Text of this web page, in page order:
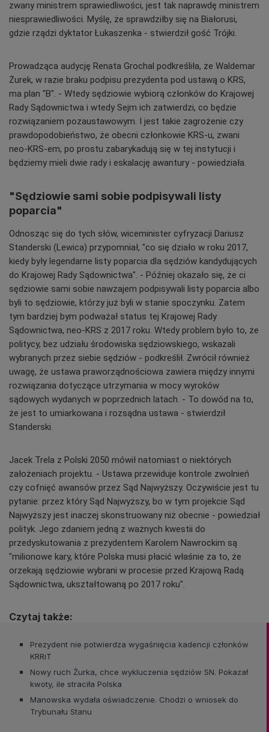
zwany ministrem sprawiedliwości, jest tak naprawdę ministrem
niesprawiedliwości. Myślę, że sprawdziłby się na Białorusi,
gdzie rządzi dyktator Łukaszenka - stwierdził gość Trójki.
Prowadząca audycję Renata Grochal podkreśliła, że Waldemar
Żurek, w razie braku podpisu prezydenta pod ustawą o KRS,
ma plan "B". - Wtedy sędziowie wybiorą członków do Krajowej
Rady Sądownictwa i wtedy Sejm ich zatwierdzi, co będzie
rozwiązaniem pozaustawowym. I jest takie zagrożenie czy
prawdopodobieństwo, że obecni członkowie KRS-u, zwani
neo-KRS-em, po prostu zabarykadują się w tej instytucji i
będziemy mieli dwie rady i eskalację awantury - powiedziała.
"Sędziowie sami sobie podpisywali listy
poparcia"
Odnosząc się do tych słów, wiceminister cyfryzacji Dariusz
Standerski (Lewica) przypomniał, "co się działo w roku 2017,
kiedy były legendarne listy poparcia dla sędziów kandydujących
do Krajowej Rady Sądownictwa". - Później okazało się, że ci
sędziowie sami sobie nawzajem podpisywali listy poparcia albo
byli to sędziowie, którzy już byli w stanie spoczynku. Zatem
tym bardziej bym podważał status tej Krajowej Rady
Sądownictwa, neo-KRS z 2017 roku. Wtedy problem było to, że
politycy, bez udziału środowiska sędziowskiego, wskazali
wybranych przez siebie sędziów - podkreślił. Zwrócił również
uwagę, że ustawa praworządnościowa zawiera między innymi
rozwiązania dotyczące utrzymania w mocy wyroków
sądowych wydanych w poprzednich latach. - To dowód na to,
że jest to umiarkowana i rozsądna ustawa - stwierdził
Standerski.
Jacek Trela z Polski 2050 mówił natomiast o niektórych
założeniach projektu. - Ustawa przewiduje kontrole zwolnień
czy cofnięć awansów przez Sąd Najwyższy. Oczywiście jest tu
pytanie: przez który Sąd Najwyższy, bo w tym projekcie Sąd
Najwyższy jest inaczej skonstruowany niż obecnie - powiedział
polityk. Jego zdaniem jedną z ważnych kwestii do
przedyskutowania z prezydentem Karolem Nawrockim są
"milionowe kary, które Polska musi płacić właśnie za to, że
orzekają sędziowie wybrani w procesie przed Krajową Radą
Sądownictwa, ukształtowaną po 2017 roku".
Czytaj także:
Prezydent nie potwierdza wygaśnięcia kadencji członków
KRRiT
Nowy ruch Żurka, chce wykluczenia sędziów SN. Pokazał
kwoty, ile straciła Polska
Manowska wydała oświadczenie. Chodzi o wniosek do
Trybunału Stanu